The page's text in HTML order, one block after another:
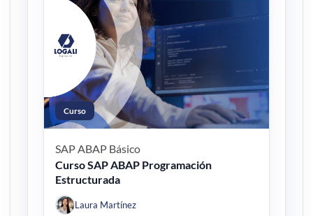
Curso
SAP ABAP Básico
Curso SAP ABAP Programación
Estructurada
Laura Martínez